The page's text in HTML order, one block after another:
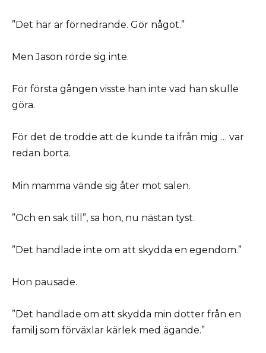
”Det här är förnedrande. Gör något.”
Men Jason rörde sig inte.
För första gången visste han inte vad han skulle
göra.
För det de trodde att de kunde ta ifrån mig … var
redan borta.
Min mamma vände sig åter mot salen.
”Och en sak till”, sa hon, nu nästan tyst.
”Det handlade inte om att skydda en egendom.”
Hon pausade.
”Det handlade om att skydda min dotter från en
familj som förväxlar kärlek med ägande.”